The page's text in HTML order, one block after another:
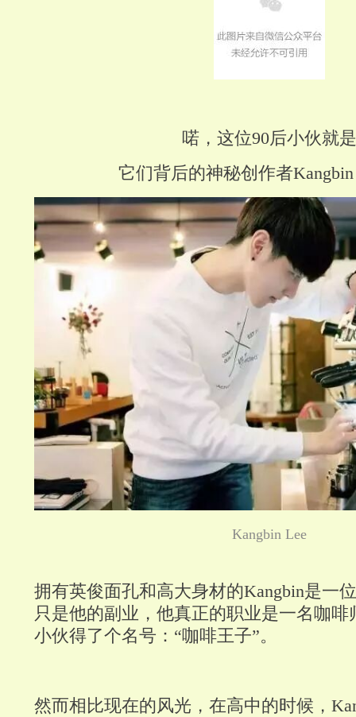
喏，这位90后小伙就是
它们背后的神秘创作者
Kangbin Lee
拥有英俊面孔和高大身材的Kangbin是一
只是他的副业，他真正的职业是一名咖啡
小伙得了个名号：“咖啡王子”。
然而相比现在的风光，在高中的时候，